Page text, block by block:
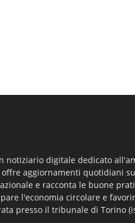
notiziario digitale dedicato
offre aggiornamenti quotidiani
e racconta le buone
l'economia circolare e
presso il tribunale di Torino